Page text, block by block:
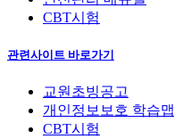
CBT시험
관련사이트 바로가기
교원초빙공고
개인정보보호 학습맵
CBT시험